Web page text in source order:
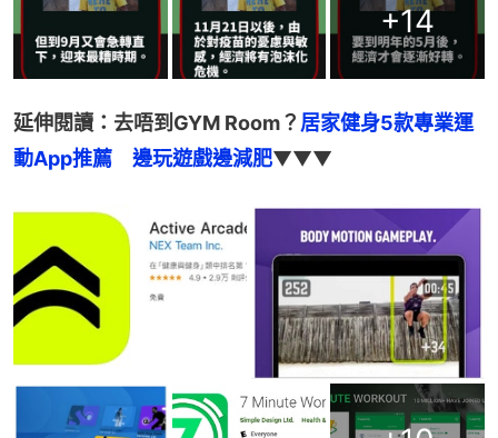
+14
延伸閱讀：去唔到GYM Room？ 居家健身5款專業運
動App推薦　邊玩遊戲邊減肥▼▼▼